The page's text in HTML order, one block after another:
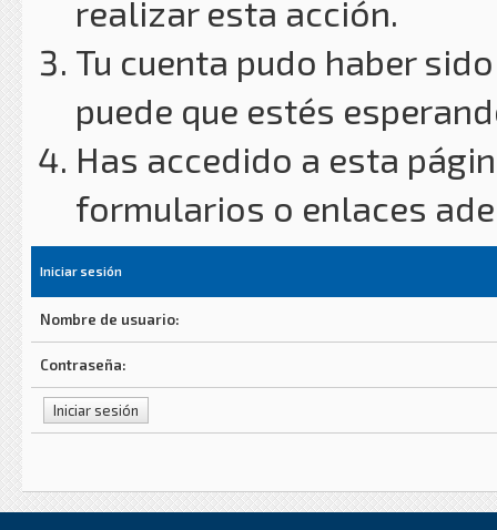
realizar esta acción.
Tu cuenta pudo haber
puede que estés
Has accedido a esta
formularios o enlaces
Iniciar sesión
Nombre de usuario:
Contraseña: